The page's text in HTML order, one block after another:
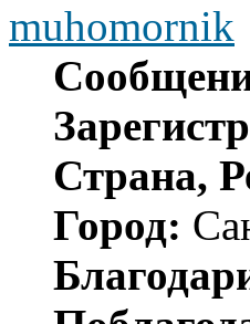
muhomornik
Страна,
Город: